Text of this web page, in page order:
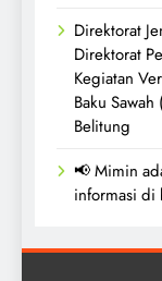
Direktorat
Direktorat
Kegiatan
Baku
Belitung
📢 Mimin
informasi di